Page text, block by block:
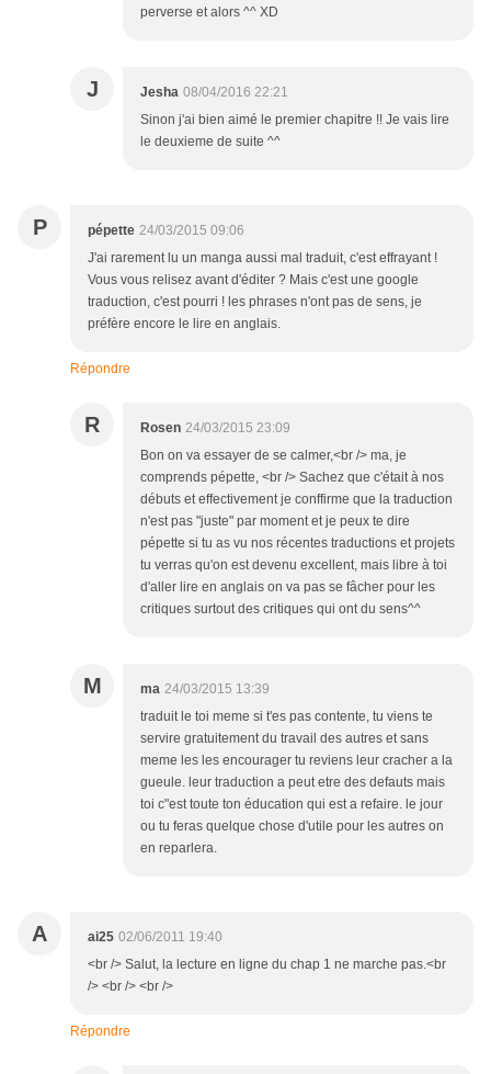
perverse et alors ^^ XD
J Jesha 08/04/2016 22:21
Sinon j'ai bien aimé le premier chapitre !! Je vais lire
le deuxieme de suite ^^
P pépette 24/03/2015 09:06
J'ai rarement lu un manga aussi mal traduit, c'est effrayant !
Vous vous relisez avant d'éditer ? Mais c'est une google
traduction, c'est pourri ! les phrases n'ont pas de sens, je
préfère encore le lire en anglais.
Répondre
R Rosen 24/03/2015 23:09
Bon on va essayer de se calmer,<br /> ma, je
comprends pépette, <br /> Sachez que c'était à nos
débuts et effectivement je conffirme que la traduction
n'est pas "juste" par moment et je peux te dire
pépette si tu as vu nos récentes traductions et projets
tu verras qu'on est devenu excellent, mais libre à toi
d'aller lire en anglais on va pas se fâcher pour les
critiques surtout des critiques qui ont du sens^^
M ma 24/03/2015 13:39
traduit le toi meme si t'es pas contente, tu viens te
servire gratuitement du travail des autres et sans
meme les les encourager tu reviens leur cracher a la
gueule. leur traduction a peut etre des defauts mais
toi c"est toute ton éducation qui est a refaire. le jour
ou tu feras quelque chose d'utile pour les autres on
en reparlera.
A ai25 02/06/2011 19:40
<br /> Salut, la lecture en ligne du chap 1 ne marche pas.<br
/> <br /> <br />
Répondre